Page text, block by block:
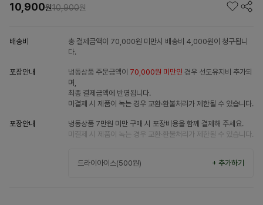
10,900원10,900원
배송비
총 결제금액이 70,000원 미만시 배송비 4,000원이 청구됩니
다.
포장안내 냉동상품 주문금액이 70,000원 미만인 경우 선도유지비 추가되
며,
최종 결제금액에 반영됩니다.
미결제 시 제품이 녹는 경우 교환·환불처리가 제한될 수 있습니다.
포장안내
냉동상품 7만원 미만 구매 시 포장비용을 함께 결제해 주세요.
미결제 시 제품이 녹는 경우 교환·환불처리가 제한될 수 있습니다.
드라이아이스(500원) + 추가하기